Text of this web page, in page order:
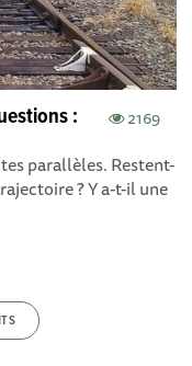
2169
:
parallèles. Restent-
? Y a-t-il une